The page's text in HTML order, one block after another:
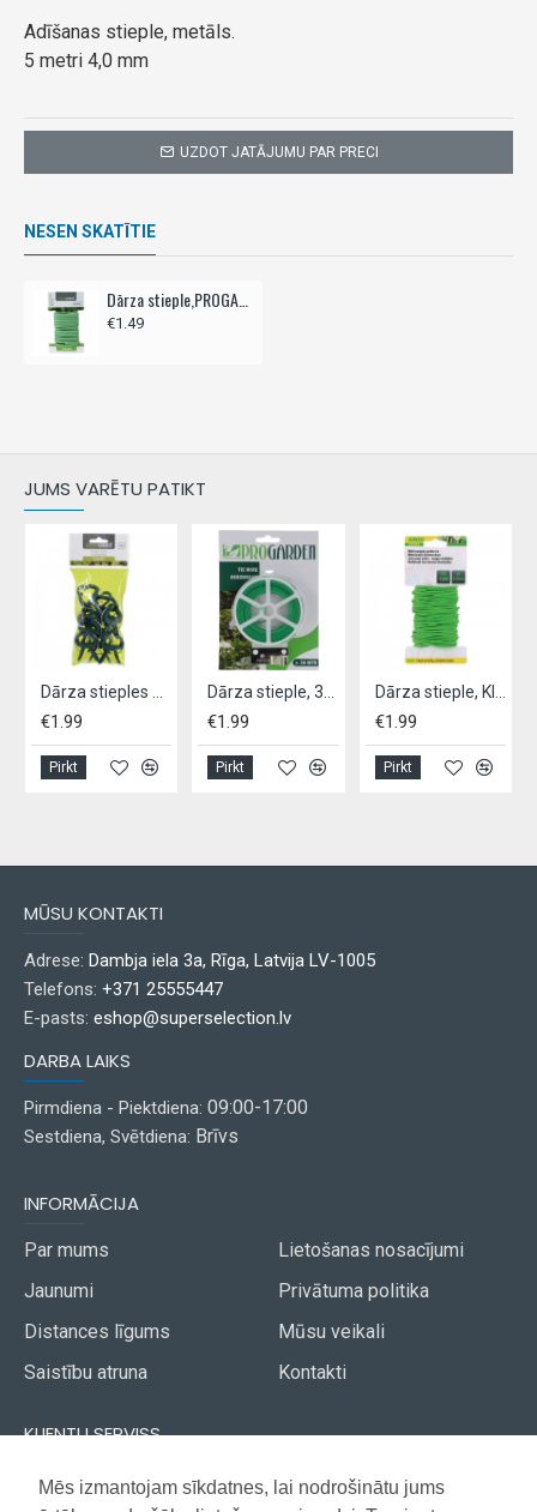
Mēs izmantojam sīkdatnes, lai nodrošinātu jums
UZDOT JATĀJUMU PAR PRECI
Adīšanas stieple, metāls.
5 metri 4,0 mm
NESEN SKATĪTIE
Dārza stieple,PROGARDEN, 4 mm,- 5m
€1.49
JUMS VARĒTU PATIKT
€1.99
Pirkt
€1.99
Pirkt
€1.99
Pirkt
MŪSU KONTAKTI
Adrese: Dambja iela 3a, Rīga, Latvija LV-1005
Telefons: +371 25555447
E-pasts: eshop@superselection.lv
DARBA LAIKS
Pirmdiena - Piektdiena: 09:00-17:00
Sestdiena, Svētdiena: Brīvs
INFORMĀCIJA
Par mums
Jaunumi
Distances līgums
Saistību atruna
Lietošanas nosacījumi
Privātuma politika
Mūsu veikali
Kontakti
KLIENTU SERVISS
Piegāde
Akcijas avīze